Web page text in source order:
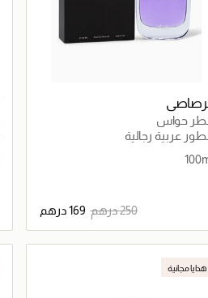
حواس
عربية رجالية
⁦250⁩ درهم
جاري تحميل التفاصيل
هدايا مجانية